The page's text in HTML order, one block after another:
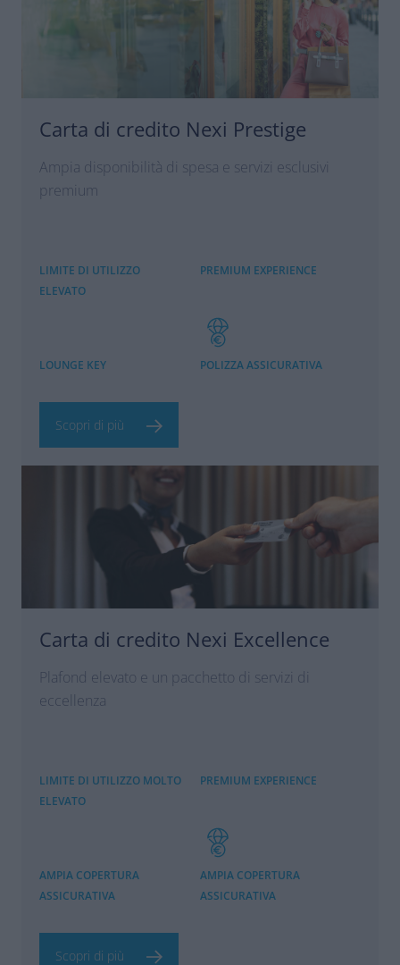
Carta di credito Nexi Prestige
Ampia disponibilità di spesa e servizi esclusivi
premium
LIMITE DI UTILIZZO
ELEVATO
PREMIUM EXPERIENCE
LOUNGE KEY POLIZZA ASSICURATIVA
Scopri di più
Carta di credito Nexi Excellence
Plafond elevato e un pacchetto di servizi di
eccellenza
LIMITE DI UTILIZZO MOLTO
ELEVATO
PREMIUM EXPERIENCE
AMPIA COPERTURA
ASSICURATIVA
AMPIA COPERTURA
ASSICURATIVA
Scopri di più